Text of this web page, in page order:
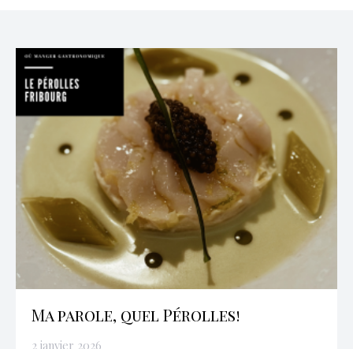
Ma parole, quel Pérolles!
2 janvier 2026